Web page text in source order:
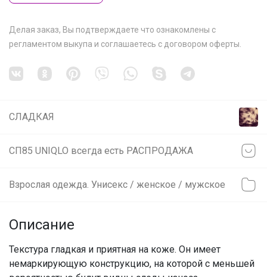
Делая заказ, Вы подтверждаете что ознакомлены с
регламентом выкупа и соглашаетесь с договором оферты
СЛАДКАЯ
СП85 UNIQLO всегда есть РАСПРОДАЖА
Взрослая одежда. Унисекс / женское / мужское
Описание
Текстура гладкая и приятная на коже. Он имеет
немаркирующую конструкцию, на которой с меньшей